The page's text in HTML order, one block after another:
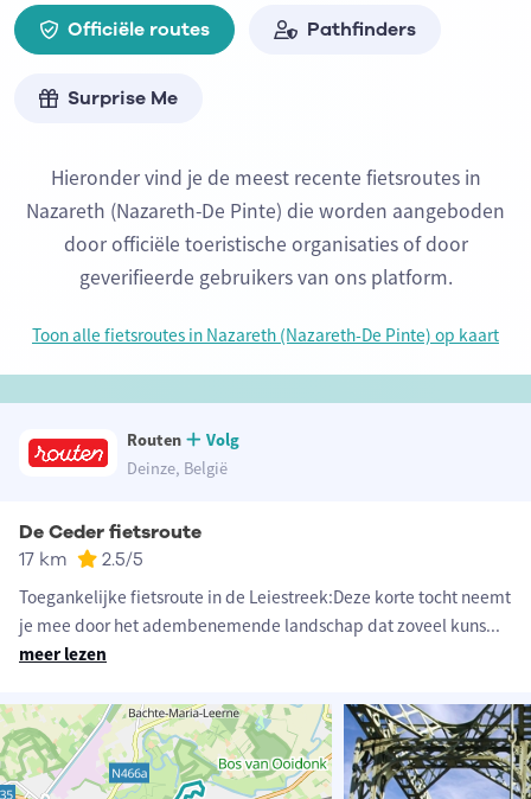
Officiële routes Pathfinders
Surprise Me
Hieronder vind je de meest recente fietsroutes in
Nazareth (Nazareth-De Pinte) die worden aangeboden
door officiële toeristische organisaties of door
geverifieerde gebruikers van ons platform.
Toon alle fietsroutes in Nazareth (Nazareth-De Pinte) op kaart
Routen
Volg
Deinze, België
De Ceder fietsroute
17 km 2.5/5
Toegankelijke fietsroute in de Leiestreek:Deze korte tocht neemt
je mee door het adembenemende landschap dat zoveel kuns...
meer lezen